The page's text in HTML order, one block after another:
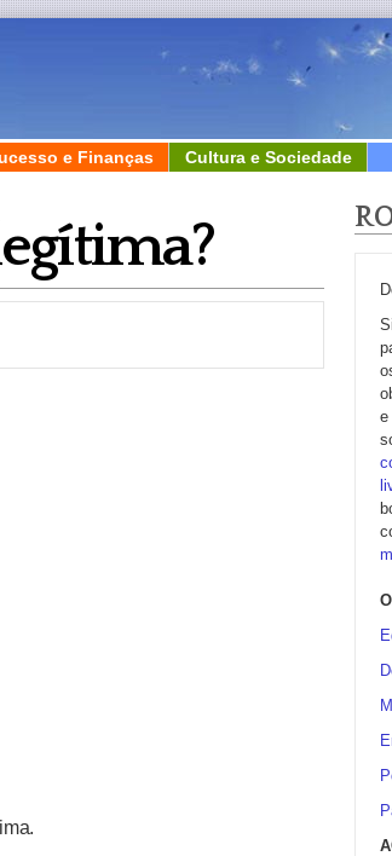
e Finanças Cultura e Sociedade